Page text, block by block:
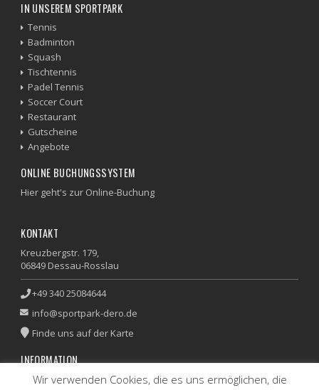
IN UNSEREM SPORTPARK
Tennis
Badminton
Squash
Tischtennis
Padel Tennis
Soccer Court
Restaurant
Gutscheine
Angebote
ONLINE BUCHUNGSSYSTEM
Hier geht's zur Online-Buchung
KONTAKT
Kreuzbergstr. 179,
06849 Dessau-Rosslau
+49 340 25084644
info@sportpark-dero.de
Finde uns auf der Karte
INFORMATION
Impressum|Datenschutz
Wir verwenden Cookies, die es uns ermöglichen, die